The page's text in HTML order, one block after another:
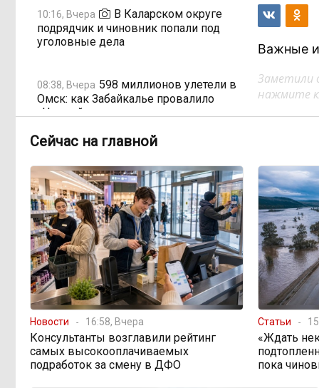
10:16, Вчера
В Каларском округе
подрядчик и чиновник попали под
уголовные дела
08:38, Вчера 598 миллионов улетели в
Омск: как Забайкалье провалило
«Чистый воздух»
объяснил «неполноценность»
женщин библейским сюжетом
08:10, Вчера Прокуратура начала
проверку из-за раскопок ТГК-14
19:02, 5 августа Когда ждать денег?
Забайкалье — в списке регионов,
где бюджетники могут остаться без
выплат
17:30, 5 августа «Их масштаб может
Важные
Заметили
нажмите
Сейчас на главной
Новости 16:58, Вчера
Консультанты возглавили рейтинг
самых высокооплачиваемых
подработок за смену в ДФО
Статьи
«Ждать
пока